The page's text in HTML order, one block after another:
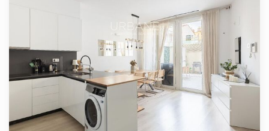
vaste espace de vie avec cuisine ouverte, idéal pour recevoir
ou profiter pleinement du quotidien. Il est vendu
entièrement meublé, prêt à être habité immédiatement. Il
comprend deux grandes chambres, deux salles de bains
élégantes ainsi que plusieurs balcons donnant sur la Plaça
d'Antonio López, offrant un cadre privilégié pour apprécier
l'atmosphère animée de ce quartier emblématique. Les
résidents bénéficient de prestations haut de gamme :
service de conciergerie, spectaculaire terrasse sur le toit
avec piscine, espaces détente, barbecue et vues
panoramiques sur la mer Méditerranée et le Port Isabel II.